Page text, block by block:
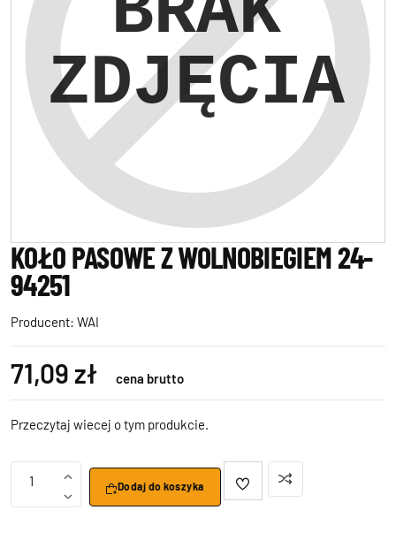
KOŁO PASOWE Z WOLNOBIEGIEM 24-
94251
Producent: WAI
71,09 zł cena brutto
Przeczytaj wiecej o tym produkcie.
1 Dodaj do koszyka